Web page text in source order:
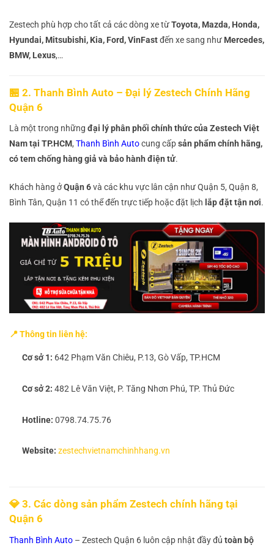
Zestech phù hợp cho tất cả các dòng xe từToyota, Mazda, Honda,
Hyundai, Mitsubishi, Kia, Ford, VinFastđến xe sang như Mercedes,
BMW, Lexus,…
🏪 2. Thanh Bình Auto – Đại lý Zestech Chính Hãng
Quận 6
Là một trong những đại lý phân phối chính thức của Zestech Việt
Nam tại TP.HCM, Thanh Bình Autocung cấpsản phẩm chính hãng,
có tem chống hàng giả và bảo hành điện tử.
Khách hàng ởQuận 6và các khu vực lân cận như Quận 5, Quận 8,
Bình Tân, Quận 11 có thể đến trực tiếp hoặc đặt lịch lắp đặt tận nơi.
📍 Thông tin liên hệ:
Cơ sở 1: 642 Phạm Văn Chiêu, P.13, Gò Vấp, TP.HCM
Cơ sở 2: 482 Lê Văn Việt, P. Tăng Nhơn Phú, TP. Thủ Đức
Hotline: 0798.74.75.76
Website: zestechvietnamchinhhang.vn
💎 3. Các dòng sản phẩm Zestech chính hãng tại
Quận 6
Thanh Bình Auto – Zestech Quận 6 luôn cập nhật đầy đủ toàn bộ